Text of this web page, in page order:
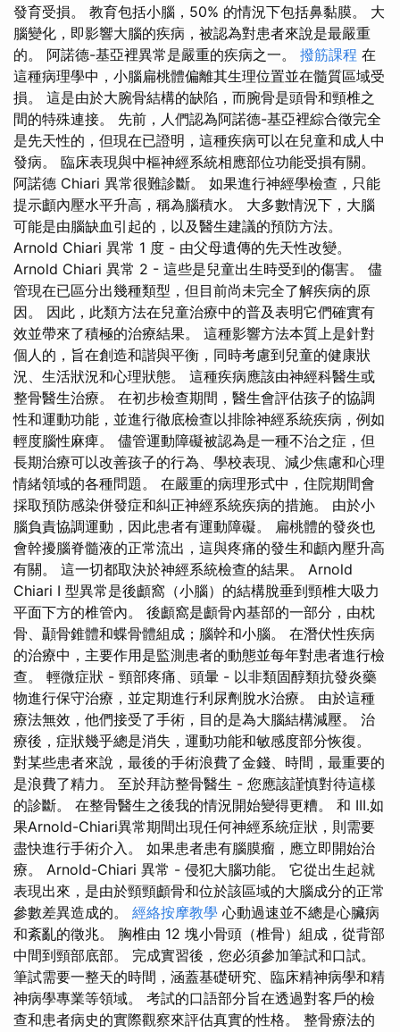
發育受損。 教育包括小腦，50% 的情況下包括鼻黏膜。 大
腦變化，即影響大腦的疾病，被認為對患者來說是最嚴重
的。 阿諾德-基亞裡異常是嚴重的疾病之一。 撥筋課程 在
這種病理學中，小腦扁桃體偏離其生理位置並在髓質區域受
損。 這是由於大腕骨結構的缺陷，而腕骨是頭骨和頸椎之
間的特殊連接。 先前，人們認為阿諾德-基亞裡綜合徵完全
是先天性的，但現在已證明，這種疾病可以在兒童和成人中
發病。 臨床表現與中樞神經系統相應部位功能受損有關。
阿諾德 Chiari 異常很難診斷。 如果進行神經學檢查，只能
提示顱內壓水平升高，稱為腦積水。 大多數情況下，大腦
可能是由腦缺血引起的，以及醫生建議的預防方法。
Arnold Chiari 異常 1 度 - 由父母遺傳的先天性改變。
Arnold Chiari 異常 2 - 這些是兒童出生時受到的傷害。 儘
管現在已區分出幾種類型，但目前尚未完全了解疾病的原
因。 因此，此類方法在兒童治療中的普及表明它們確實有
效並帶來了積極的治療結果。 這種影響方法本質上是針對
個人的，旨在創造和諧與平衡，同時考慮到兒童的健康狀
況、生活狀況和心理狀態。 這種疾病應該由神經科醫生或
整骨醫生治療。 在初步檢查期間，醫生會評估孩子的協調
性和運動功能，並進行徹底檢查以排除神經系統疾病，例如
輕度腦性麻痺。 儘管運動障礙被認為是一種不治之症，但
長期治療可以改善孩子的行為、學校表現、減少焦慮和心理
情緒領域的各種問題。 在嚴重的病理形式中，住院期間會
採取預防感染併發症和糾正神經系統疾病的措施。 由於小
腦負責協調運動，因此患者有運動障礙。 扁桃體的發炎也
會幹擾腦脊髓液的正常流出，這與疼痛的發生和顱內壓升高
有關。 這一切都取決於神經系統檢查的結果。 Arnold
Chiari I 型異常是後顱窩（小腦）的結構脫垂到頸椎大吸力
平面下方的椎管內。 後顱窩是顱骨內基部的一部分，由枕
骨、顳骨錐體和蝶骨體組成；腦幹和小腦。 在潛伏性疾病
的治療中，主要作用是監測患者的動態並每年對患者進行檢
查。 輕微症狀 - 頸部疼痛、頭暈 - 以非類固醇類抗發炎藥
物進行保守治療，並定期進行利尿劑脫水治療。 由於這種
療法無效，他們接受了手術，目的是為大腦結構減壓。 治
療後，症狀幾乎總是消失，運動功能和敏感度部分恢復。
對某些患者來說，最後的手術浪費了金錢、時間，最重要的
是浪費了精力。 至於拜訪整骨醫生 - 您應該謹慎對待這樣
的診斷。 在整骨醫生之後我的情況開始變得更糟。 和 III.如
果Arnold-Chiari異常期間出現任何神經系統症狀，則需要
盡快進行手術介入。 如果患者患有腦膜瘤，應立即開始治
療。 Arnold-Chiari 異常 - 侵犯大腦功能。 它從出生起就
表現出來，是由於頸頸顱骨和位於該區域的大腦成分的正常
參數差異造成的。 經絡按摩教學 心動過速並不總是心臟病
和紊亂的徵兆。 胸椎由 12 塊小骨頭（椎骨）組成，從背部
中間到頸部底部。 完成實習後，您必須參加筆試和口試。
筆試需要一整天的時間，涵蓋基礎研究、臨床精神病學和精
神病學專業等領域。 考試的口語部分旨在透過對客戶的檢
查和患者病史的實際觀察來評估真實的性格。 整骨療法的